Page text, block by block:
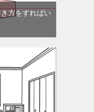
方をすればい